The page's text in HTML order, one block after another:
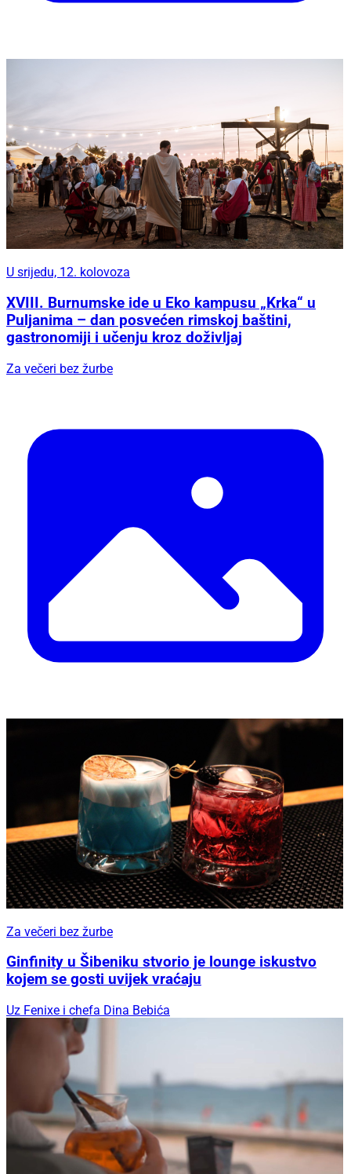
U srijedu, 12. kolovoza
XVIII. Burnumske ide u Eko kampusu „Krka“ u
Puljanima – dan posvećen rimskoj baštini,
gastronomiji i učenju kroz doživljaj
Za večeri bez žurbe
Za večeri bez žurbe
Ginfinity u Šibeniku stvorio je lounge iskustvo
kojem se gosti uvijek vraćaju
Uz Fenixe i chefa Dina Bebića